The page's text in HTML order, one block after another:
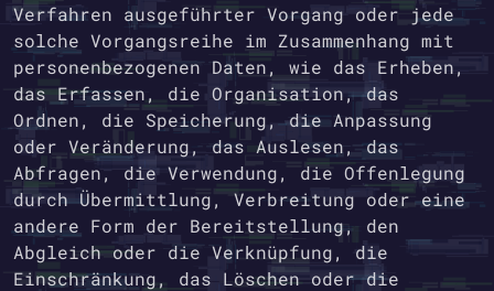
Verfahren ausgeführter Vorgang oder jede
solche Vorgangsreihe im Zusammenhang mit
personenbezogenen Daten, wie das Erheben,
das Erfassen, die Organisation, das
Ordnen, die Speicherung, die Anpassung
oder Veränderung, das Auslesen, das
Abfragen, die Verwendung, die Offenlegung
durch Übermittlung, Verbreitung oder eine
andere Form der Bereitstellung, den
Abgleich oder die Verknüpfung, die
Einschränkung, das Löschen oder die